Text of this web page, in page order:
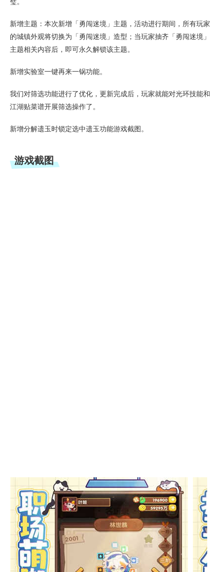
璧。
新增主题：本次新增「勇闯迷境」主题，活动进行期间，所有玩家
的城镇外观将切换为「勇闯迷境」造型；当玩家抽齐「勇闯迷境」
主题相关内容后，即可永久解锁该主题。
新增实验室一键再来一锅功能。
我们对筛选功能进行了优化，更新完成后，玩家就能对光环技能和
江湖贴菜谱开展筛选操作了。
新增分解遗玉时锁定选中遗玉功能游戏截图。
游戏截图